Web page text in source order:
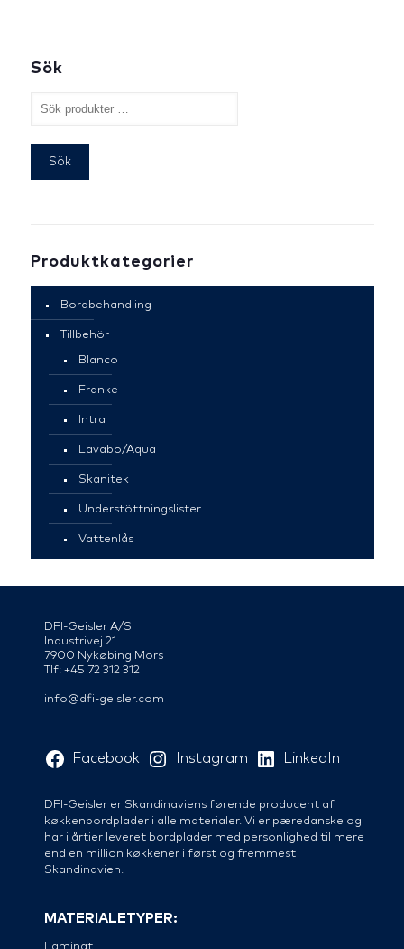
Sök
Sök
Produktkategorier
Bordbehandling
Tillbehör
Blanco
Franke
Intra
Lavabo/Aqua
Skanitek
Understöttningslister
Vattenlås
DFI-Geisler A/S
Industrivej 21
7900 Nykøbing Mors
Tlf: +45 72 312 312
info@dfi-geisler.com
Facebook Instagram LinkedIn
DFI-Geisler er Skandinaviens førende producent af
køkkenbordplader i alle materialer. Vi er pæredanske og
har i årtier leveret bordplader med personlighed til mere
end en million køkkener i først og fremmest
Skandinavien.
MATERIALETYPER:
Laminat